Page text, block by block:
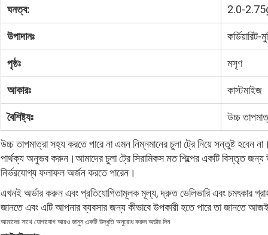
ঘনত্ব: 2.0-
উপাদানঃ কর্ডিয়ারিট-
পৃষ্ঠঃ মসৃণ
আকারঃ কাস্টমাইজ
বৈশিষ্ট্যঃ উচ্চ
উচ্চ তাপমাত্রা সহ্য করতে পারে না এমন নিম্নমানের চুলা ট্রে নিয়ে সন্তুষ্ট হবেন
পার্থক্য অনুভব করুন।আমাদের চুলা ট্রে সিরামিকস মত শিল্পের একটি বিস্তৃত
নির্ভরযোগ্য ফলাফল অর্জন করতে পারেন।
এখনই অর্ডার করুন এবং প্রতিযোগিতামূলক মূল্য, দ্রুত ডেলিভারি এবং চমৎকার
জানতে এবং এটি আপনার ব্যবসার জন্য কীভাবে উপকারী হতে পারে তা জানতে
আমাদের সাথে যোগাযোগ আরও জানুন একটি উদ্ধৃতি অনুরোধ করুন অর্ডার দিন